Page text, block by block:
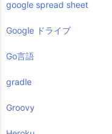
google spread sheet
Google ドライブ
Go言語
gradle
Groovy